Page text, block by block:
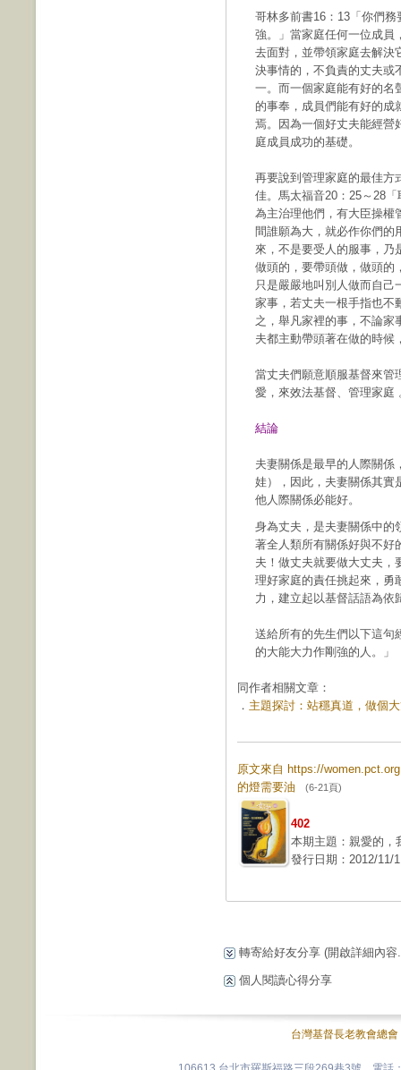
哥林多前書16：13「你們
強。」當家庭任何一位成員
去面對，並帶領家庭去解決
決事情的，不負責的丈夫或
一。而一個家庭能有好的名
的事奉，成員們能有好的成
焉。因為一個好丈夫能經營
庭成員成功的基礎。
再要說到管理家庭的最佳方
佳。馬太福音20：25～28
為主治理他們，有大臣操權
間誰願為大，就必作你們的
來，不是要受人的服事，乃
做頭的，要帶頭做，做頭的
只是嚴嚴地叫別人做而自己
家事，若丈夫一根手指也不
之，舉凡家裡的事，不論家
夫都主動帶頭著在做的時候
當丈夫們願意順服基督來管
愛，來效法基督、管理家庭
結論
夫妻關係是最早的人際關係
娃），因此，夫妻關係其實
他人際關係必能好。
身為丈夫，是夫妻關係中的
著全人類所有關係好與不好
夫！做丈夫就要做大丈夫，
理好家庭的責任挑起來，勇
力，建立起以基督話語為依
送給所有的先生們以下這句
的大能大力作剛強的人。」
同作者相關文章：
． 主題探討：站穩真道，做個
原文來自 https://
的燈需要油 (6-21頁)
402
本期主題：親愛的，
發行日期：2012/11/1
轉寄給好友分享 (開啟詳細內容
個人閱讀心得分享
台灣基督長老教會總會